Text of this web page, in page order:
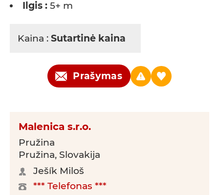
Ilgis : 5+ m
Kaina : Sutartinė kaina
Prašymas
Malenica s.r.o.
Pružina
Pružina, Slovakija
Ješík Miloš
*** Telefonas ***